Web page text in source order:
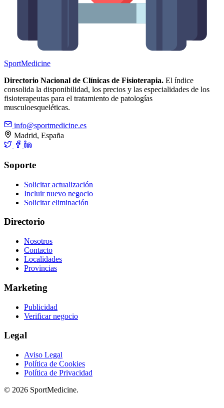
SportMedicine
Directorio Nacional de Clínicas de Fisioterapia. El índice
consolida la disponibilidad, los precios y las especialidades de los
fisioterapeutas para el tratamiento de patologías
musculoesqueléticas.
info@sportmedicine.es
Madrid, España
Soporte
Solicitar actualización
Incluir nuevo negocio
Solicitar eliminación
Directorio
Nosotros
Contacto
Localidades
Provincias
Marketing
Publicidad
Verificar negocio
Legal
Aviso Legal
Política de Cookies
Política de Privacidad
© 2026 SportMedicine.